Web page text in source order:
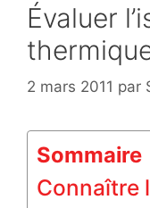
Évaluer
2 mars 2011 par
Sommaire
Connaître